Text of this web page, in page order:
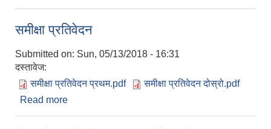
समीक्षा प्रतिवेदन
Submitted on: Sun, 05/13/2018 - 16:31
दस्तावेज:
समीक्षा प्रतिवेदन प्रथम.pdf
समीक्षा प्रतिवेदन दोस्रो.pdf
Read more